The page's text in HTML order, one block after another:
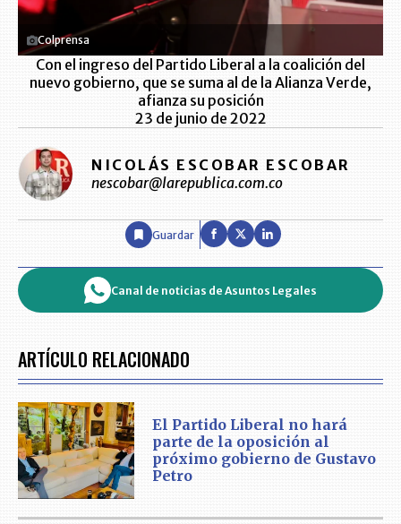
Colprensa
Con el ingreso del Partido Liberal a la coalición del
nuevo gobierno, que se suma al de la Alianza Verde,
afianza su posición
23 de junio de 2022
NICOLÁS ESCOBAR ESCOBAR
nescobar@larepublica.com.co
Guardar
Canal de noticias de Asuntos Legales
ARTÍCULO RELACIONADO
El Partido Liberal no hará
parte de la oposición al
próximo gobierno de Gustavo
Petro